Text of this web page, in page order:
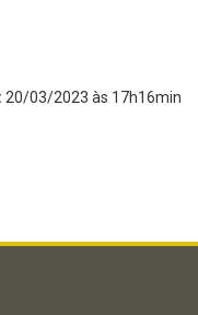
20/03/2023 às 17h16min